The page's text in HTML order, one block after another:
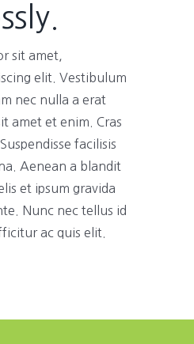
sit amet,
elit. Vestibulum
nec nulla a erat
amet et enim. Cras
facilisis
Aenean a blandit
et ipsum gravida
Nunc nec tellus id
ac quis elit.